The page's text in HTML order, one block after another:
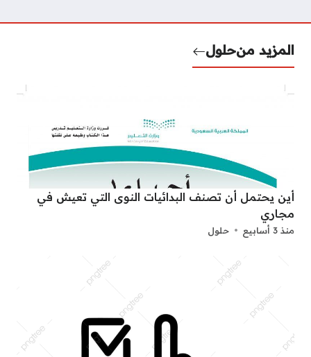
المزيد منحلول
أين يحتمل أن تصنف البدائيات النوى التي تعيش في
مجاري
منذ 3 أسابيع حلول